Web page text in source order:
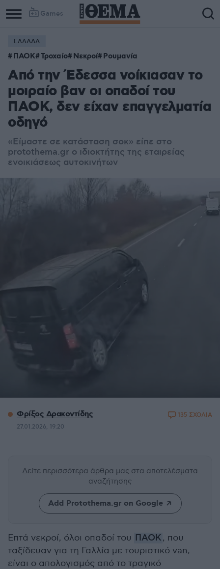
Games
ΕΛΛΑΔΑ
ΠΑΟΚ Τροχαίο Νεκροί Ρουμανία
Από την Έδεσσα νοίκιασαν το
μοιραίο βαν οι οπαδοί του
ΠΑΟΚ, δεν είχαν επαγγελματία
οδηγό
«Είμαστε σε κατάσταση σοκ» είπε στο
protothema.gr ο ιδιοκτήτης της εταιρείας
ενοικιάσεως αυτοκινήτων
Φρίξος Δρακοντίδης
27.01.2026, 19:20
135 ΣΧΟΛΙΑ
Δείτε περισσότερα άρθρα μας στα αποτελέσματα
αναζήτησης
Add Protothema.gr on Google
Επτά νεκροί, όλοι οπαδοί του ΠΑΟΚ, που
ταξίδευαν για τη Γαλλία με τουριστικό van,
είναι ο απολογισμός από το τραγικό